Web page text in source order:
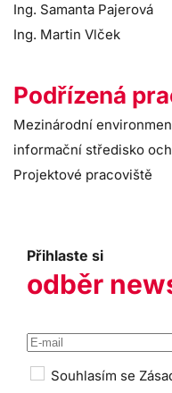
Ing. Samanta Pajerová
Ing. Martin Vlček
Podřízená
Mezinárodní
informační středisko
Projektové pracoviště
Přihlaste si
odběr
Souhlasím se